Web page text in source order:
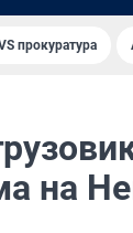
прокуратура
на